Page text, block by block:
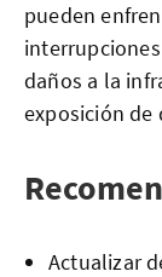
pueden
daños a la
exposición de
Actualizar